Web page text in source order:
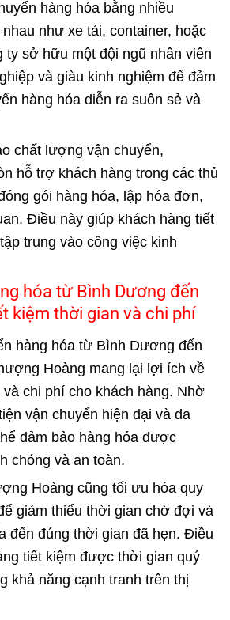
hàng hóa bằng nhiều
như xe tải, container, hoặc
ty sở hữu một đội ngũ nhân viên
và giàu kinh nghiệm để đảm
hàng hóa diễn ra suôn sẻ và
chất lượng vận chuyển,
hỗ trợ khách hàng trong các thủ
gói hàng hóa, lập hóa đơn,
Điều này giúp khách hàng tiết
trung vào công việc kinh
hóa từ Bình Dương đến
kiệm thời gian và chi phí
hàng hóa từ Bình Dương đến
Hoàng mang lại lợi ích về
chi phí cho khách hàng. Nhờ
vận chuyển hiện đại và đa
đảm bảo hàng hóa được
chóng và an toàn.
Hoàng cũng tối ưu hóa quy
giảm thiểu thời gian chờ đợi và
đến đúng thời gian đã hẹn. Điều
tiết kiệm được thời gian quý
khả năng cạnh tranh trên thị